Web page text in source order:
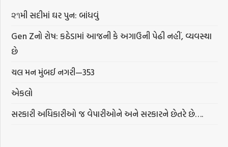
૨૧મી સદીમાં ઘર પુન: બાંધવું
Gen Zનો રોષ: કઠેડામાં આજની કે અગાઉની પેઢી નહીં, વ્યવસ્થા
છે
ચલ મન મુંબઈ નગરી—353
એકલો
સરકારી અધિકારીઓ જ વેપારીઓને અને સરકારને છેતરે છે….